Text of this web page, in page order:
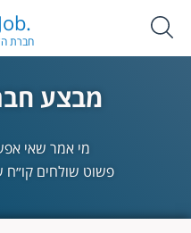
Job.
חברת
מבצע
מי אמר שאי
פשוט שולחים